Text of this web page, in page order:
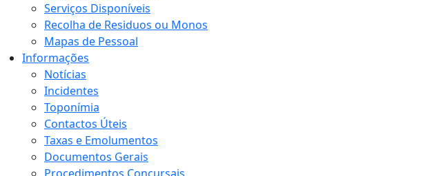
Serviços Disponíveis
Recolha de Residuos ou Monos
Mapas de Pessoal
Informações
Notícias
Incidentes
Toponímia
Contactos Úteis
Taxas e Emolumentos
Documentos Gerais